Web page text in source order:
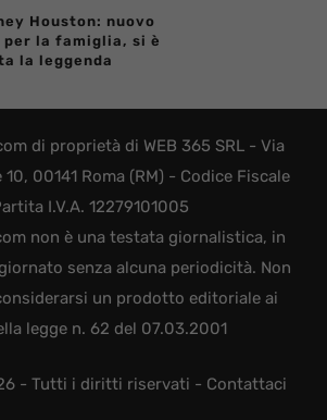
Houston: nuovo
la famiglia, si è
la leggenda
di proprietà di WEB 365 SRL - Via
00141 Roma (RM) - Codice Fiscale
I.V.A. 12279101005
non è una testata giornalistica, in
senza alcuna periodicità. Non
un prodotto editoriale ai
legge n. 62 del 07.03.2001
- Tutti i diritti riservati - Contattaci